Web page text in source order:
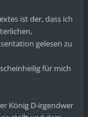
ist der, dass ich
gelesen zu
für mich
König D-irgendwer